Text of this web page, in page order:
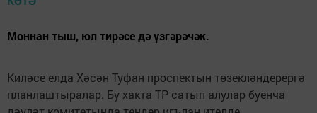
Моннан тыш, юл тирәсе дә үзгәрәчәк.
Киләсе елда Хәсән Туфан проспектын төзекләндерергә
планлаштыралар. Бу хакта ТР сатып алулар буенча